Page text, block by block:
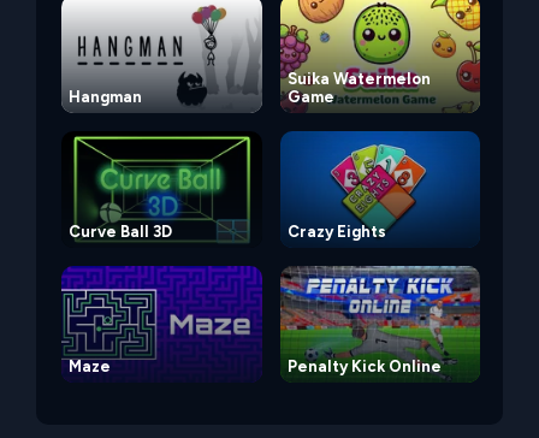
Hangman
Suika Watermelon
Game
Curve Ball 3D Crazy Eights
Maze Penalty Kick Online